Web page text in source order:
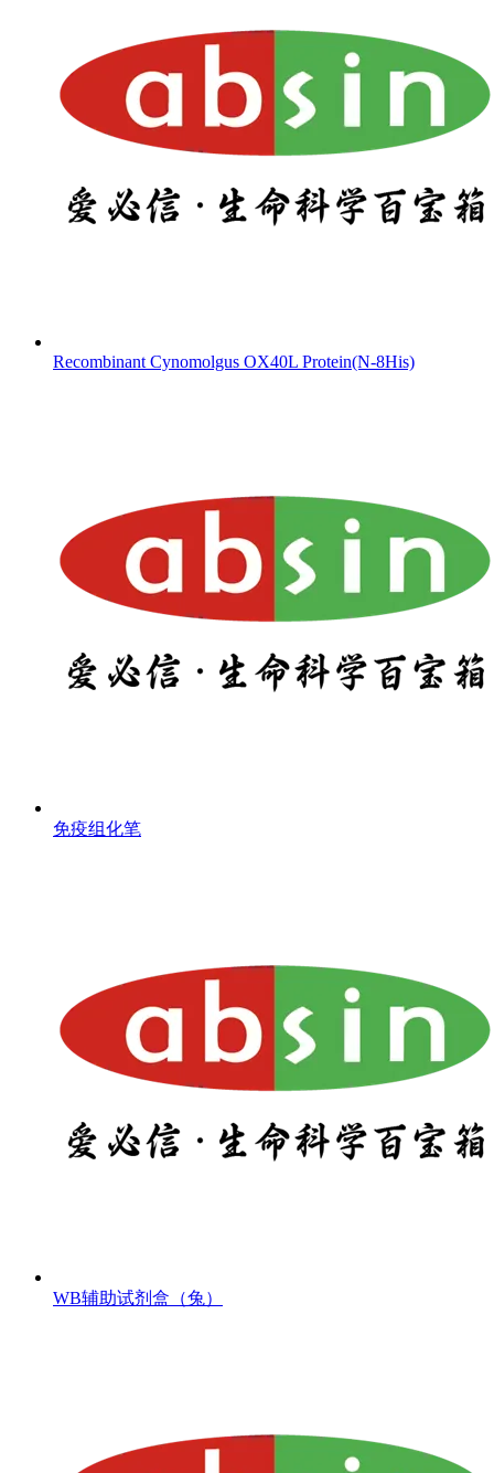
Recombinant Cynomolgus OX40L Protein(N-8His)
免疫组化笔
WB辅助试剂盒（兔）